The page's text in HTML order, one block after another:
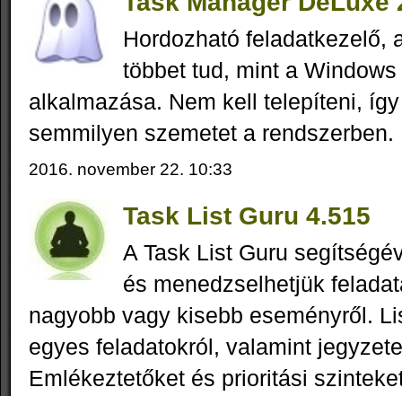
Hordozható feladatkezelő,
többet tud, mint a
alkalmazása. Nem kell telepíteni,
semmilyen szemetet a rendszerben.
2016. november 22. 10:33
Task List Guru 4.515
A Task List Guru
és menedzselhetjük
nagyobb vagy kisebb eseményről.
egyes feladatokról, valamint
Emlékeztetőket és prioritási